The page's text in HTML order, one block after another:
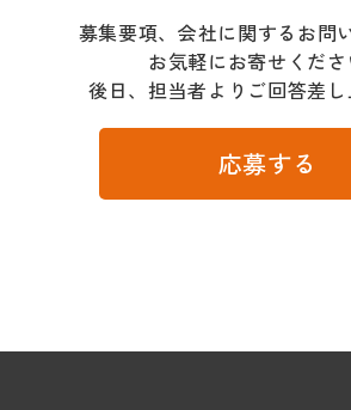
募集要項、会社に関するお問
お気軽にお寄せくださ
後日、担当者よりご回答差し
応募する